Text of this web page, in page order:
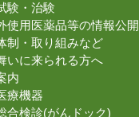
験・治験
使用医薬品等の情報公開
制・取り組みなど
いに来られる方へ
内
療機器
合検診(がんドック)